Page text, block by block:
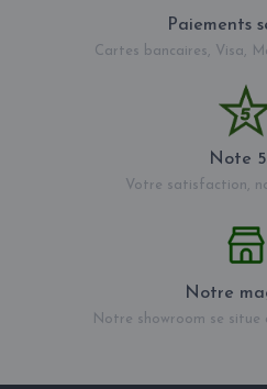
Paiements
Cartes bancaires, Visa,
Note
Votre satisfaction,
Notre
Notre showroom se situe